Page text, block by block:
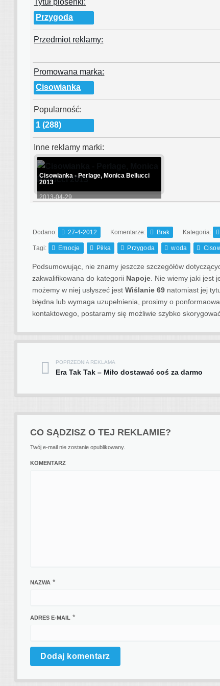
Przygoda
Przedmiot reklamy:
Promowana marka:
Cisowianka
Popularność:
1 (288)
Inne reklamy marki:
Cisowianka - Perlage, Monica Bellucci
2013
2013-04-29
Dodano: 27-4-2012 Komentarze: Brak Kategoria:
Tagi: Emocje Piłka Przygoda woda
Podsumowując, nie znamy jeszcze szczegółów
zakwalifikowana do kategorii Napoje . Nie wiemy jaki
możemy w niej usłyszeć jestWiślanie 69 natomiast jej
błędna lub wymaga uzupełnienia, prosimy o
kontaktowego, postaramy się możliwie szybko skorygować
Post navigation
POPRZEDNIA REKLAMA
Era Tak Tak – Miło dostawać coś za darmo
CO SĄDZISZ O TEJ REKLAMIE?
Twój e-mail nie zostanie opublikowany.
KOMENTARZ
NAZWA *
ADRES E-MAIL *